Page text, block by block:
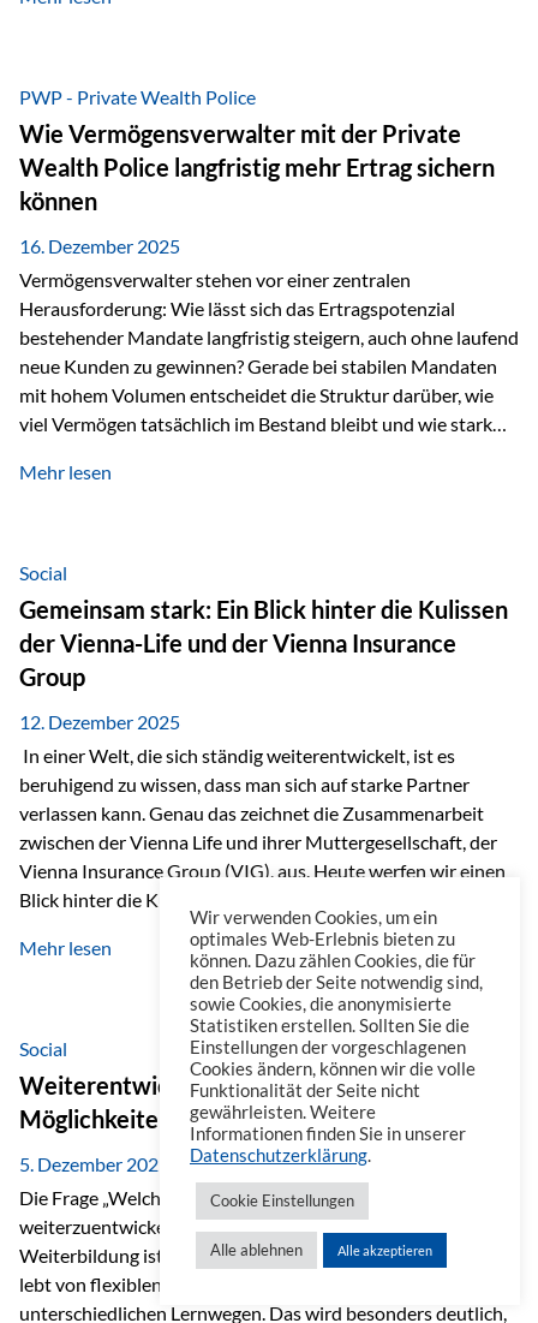
beeindruckendes Panorama, sondern auch etwas, das im
verschneiter Landschaft, bei feinem Essen, guter Musik und
einer entspannten…
PWP - Private Wealth Police
Wie Vermögensverwalter mit der Private
Wealth Police langfristig mehr Ertrag sichern
können
16. Dezember 2025
Vermögensverwalter stehen vor einer zentralen
Herausforderung: Wie lässt sich das Ertragspotenzial
bestehender Mandate langfristig steigern, auch ohne laufend
neue Kunden zu gewinnen? Gerade bei stabilen Mandaten
mit hohem Volumen entscheidet die Struktur darüber, wie
viel Vermögen tatsächlich im Bestand bleibt und wie stark
Beispiel verdeutlicht diese Wirkung besonders deutlich.
hinzukommen, spielt nicht nur die Rendite eine Rolle. Auch
steuerliche Effekte haben einen erheblichen Einfluss auf…
Mehr lesen
Social
Gemeinsam stark: Ein Blick hinter die Kulissen
der Vienna-Life und der Vienna Insurance
Group
12. Dezember 2025
In einer Welt, die sich ständig weiterentwickelt, ist es
beruhigend zu wissen, dass man sich auf starke Partner
verlassen kann. Genau das zeichnet die Zusammenarbeit
zwischen der Vienna Life und ihrer Muttergesellschaft, der
Vienna Insurance Group (VIG), aus. Heute werfen wir einen
Blick hinter die Kulissen auf eine Unternehmensgruppe mit
beeindruckender Geschichte, gewachsenem Know-how und
einem stabilen Fundament. Ein starkes Netzwerk in ganz
Europa Die Vienna Insurance Group ist die führende
Versicherungsgruppe in Zentral- und Osteuropa. Mit über
50 Versicherungsgesellschaften in insgesamt 30 Ländern
verbindet sie regionale Stärke mit internationaler
Kompetenz.
Mehr lesen
Social
Weiterentwicklung im Berufsalltag: Welche
Möglichkeiten es gibt
5. Dezember 2025
Die Frage „Welche Möglichkeiten gibt es, sich
weiterzuentwickeln?“ lässt sich heute vielseitig beantworten.
Weiterbildung ist längst kein starrer Prozess mehr, sondern
lebt von flexiblen Formaten, individuellen Bedürfnissen und
unterschiedlichen Lernwegen. Das wird besonders deutlich,
Wir verwenden Cookies, um ein
optimales Web-Erlebnis bieten zu
können. Dazu zählen Cookies, die für
den Betrieb der Seite notwendig sind,
sowie Cookies, die anonymisierte
Statistiken erstellen. Sollten Sie die
Einstellungen der vorgeschlagenen
Cookies ändern, können wir die volle
Funktionalität der Seite nicht
gewährleisten. Weitere
Informationen finden Sie in unserer
Datenschutzerklärung.
Cookie Einstellungen
Alle ablehnen Alle akzeptieren